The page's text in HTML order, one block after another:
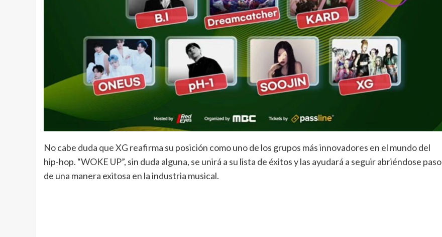
No cabe duda que XG reafirma su posición como uno de los grupos más innovadores en el mundo del
hip-hop. “WOKE UP”, sin duda alguna, se unirá a su lista de éxitos y las ayudará a seguir abriéndose paso
de una manera exitosa en la industria musical.